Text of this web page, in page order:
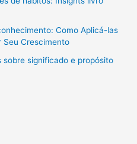
Como Aplicá-las
Seu Crescimento
sobre significado e propósito